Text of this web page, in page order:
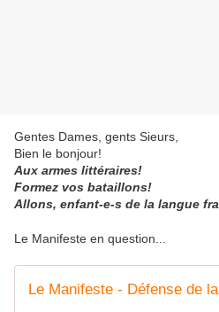
Gentes Dames, gents Sieurs,
Bien le bonjour!
Aux armes littéraires!
Formez vos bataillons!
Allons, enfant-e-s de la langue
Le Manifeste en question...
Le Manifeste - Défense de